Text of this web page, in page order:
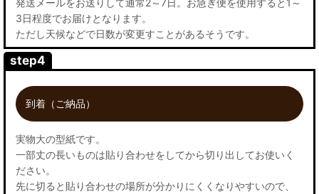
3日程度でお届けとなります。
ただし天候などで日数が変更すことがあるそうです。
step4
到着（ご納品）
実物大の型紙です。
一部丈の長いものは貼り合わせをしてから切り出してお使いく
ださい。
先に切ると貼り合わせの場所が分かりにくくなりやすいので、